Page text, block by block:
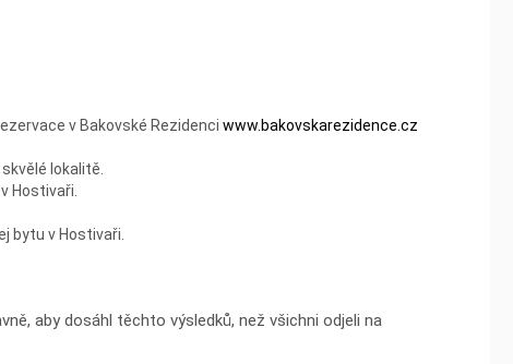
v Bakovské Rezidenci www.bakovskarezidence.cz
lokalitě.
Hostivaři.
bytu v Hostivaři.
aby dosáhl těchto výsledků, než všichni odjeli na